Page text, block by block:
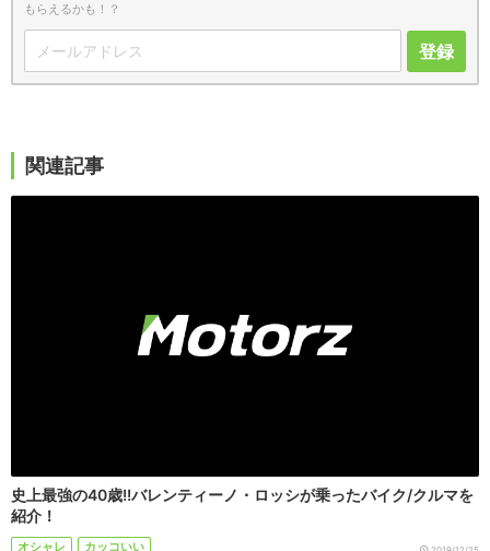
もらえるかも！？
登録
関連記事
史上最強の40歳!!バレンティーノ・ロッシが乗ったバイク/クルマを
紹介！
オシャレ カッコいい